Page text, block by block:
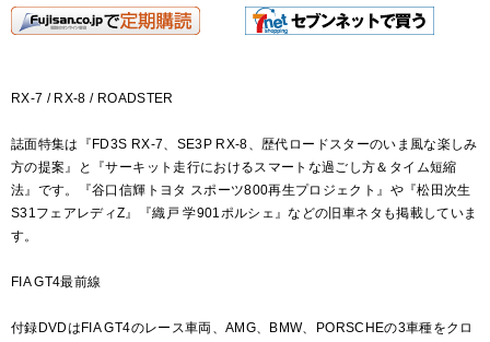
RX-7 / RX-8 / ROADSTER
誌面特集は『FD3S RX-7、SE3P RX-8、歴代ロードスターのいま風な楽しみ
方の提案』と『サーキット走行におけるスマートな過ごし方＆タイム短縮
法』です。『谷口信輝トヨタ スポーツ800再生プロジェクト』や『松田次生
S31フェアレディZ』『織戸 学901ポルシェ』などの旧車ネタも掲載していま
す。
FIA GT4最前線
付録DVDはFIA GT4のレース車両、AMG、BMW、PORSCHEの3車種をクロ